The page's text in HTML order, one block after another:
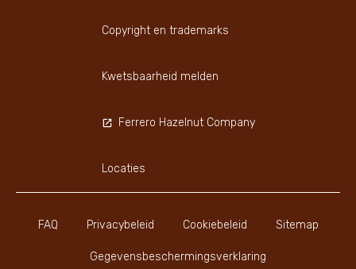
FAQ Privacybeleid Cookiebeleid Sitemap
Gegevensbeschermingsverklaring
Copyright en trademarks
Kwetsbaarheid melden
Ferrero Hazelnut Company
Locaties